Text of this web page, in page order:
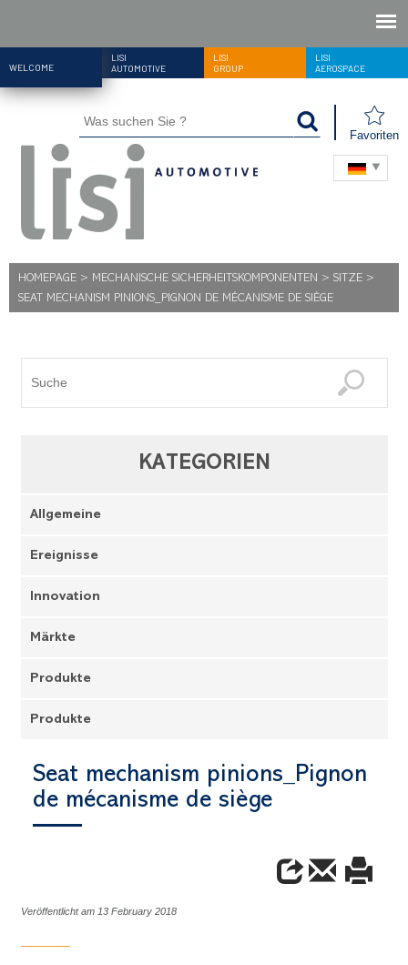
WELCOME
LISI
AUTOMOTIVE
LISI
GROUP
LISI
AEROSPACE
Favoriten
HOMEPAGE > MECHANISCHE SICHERHEITSKOMPONENTEN > SITZE >
SEAT MECHANISM PINIONS_PIGNON DE MÉCANISME DE SIÈGE
KATEGORIEN
Allgemeine
Ereignisse
Innovation
Märkte
Produkte
Produkte
Seat mechanism pinions_Pignon
de mécanisme de siège
Veröffentlicht am 13 February 2018